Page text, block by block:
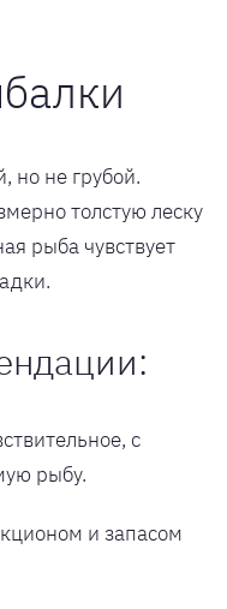
но не грубой.
толстую леску
рыба чувствует
с
рыбу.
и запасом